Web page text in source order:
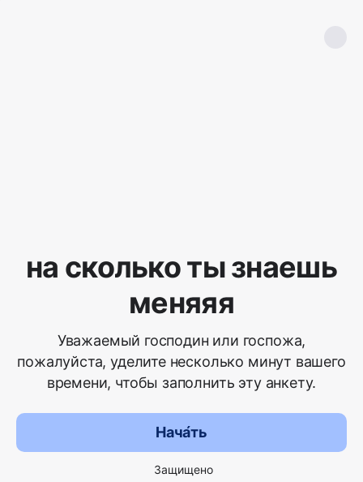
на сколько ты знаешь
меняяя
Уважаемый господин или госпожа,
пожалуйста, уделите несколько минут вашего
времени, чтобы заполнить эту анкету.
Нача́ть
Защищено